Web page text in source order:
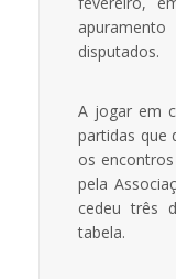
disputados.
A jogar em
partidas que
os
pela
cedeu três
tabela.